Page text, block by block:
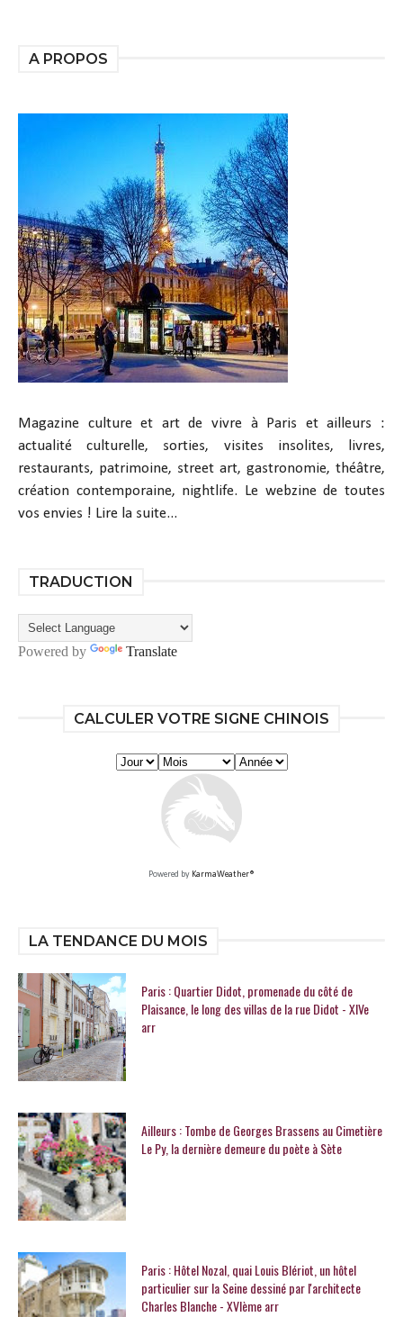
A PROPOS
Magazine culture et art de vivre à Paris et ailleurs :
actualité culturelle, sorties, visites insolites, livres,
restaurants, patrimoine, street art, gastronomie, théâtre,
création contemporaine, nightlife. Le webzine de toutes
vos envies ! Lire la suite...
TRADUCTION
Powered by Translate
CALCULER VOTRE SIGNE CHINOIS
Powered by KarmaWeather®
LA TENDANCE DU MOIS
Paris : Quartier Didot, promenade du côté de
Plaisance, le long des villas de la rue Didot - XIVe
arr
Ailleurs : Tombe de Georges Brassens au Cimetière
Le Py, la dernière demeure du poète à Sète
Paris : Hôtel Nozal, quai Louis Blériot, un hôtel
particulier sur la Seine dessiné par l'architecte
Charles Blanche - XVIème arr